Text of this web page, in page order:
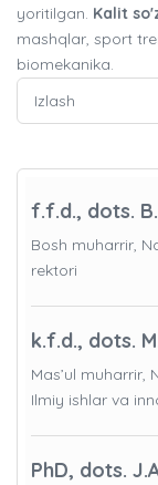
yoritilgan. Kalit
mashqlar, sport
biomekanika.
f.f.d., dots.
Bosh muharrir,
rektori
k.f.d., dots.
Mas’ul
Ilmiy ishlar va
PhD, dots.